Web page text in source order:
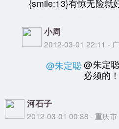
{smile:13}有惊无险就
小周
2012-03-01 22:11 -
@朱定聪 @朱定
必须的！
河石子
2012-03-01 00:38 - 重庆市